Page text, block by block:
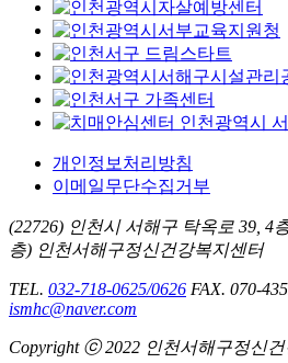
개인정보처리방침
이메일무단수집거부
(22726) 인천시 서해구 탁옥로 39, 4
층) 인천서해구정신건강복지센터
TEL. 032-718-0625/0626 FAX. 070-
ismhc@naver.com
Copyright ⓒ 2022 인천서해구정신